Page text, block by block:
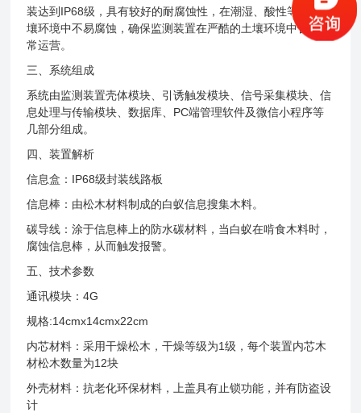
装达到IP68级，具有较好的耐腐蚀性，在潮湿、酸性等不同土
壤环境中不易腐蚀，确保监测装置在严酷的土壤环境中长期正
常运营。
三、系统组成
系统由监测装置壳体模块、引诱触发模块、信号采集模块、信
息处理与传输模块、数据库、PC端管理软件及微信小程序等
几部分组成。
四、装置解析
信息盒：IP68级封装线路板
信息棒：由松木材料制成的白蚁信息搜集木料。
碳导线：涂于信息棒上的防水碳材料，当白蚁在啃食木料时，
腐蚀信息棒，从而触发报警。
五、技术参数
通讯模块：4G
规格:14cmx14cmx22cm
内芯材料：采用干燥松木，干燥等级为1级，每个装置内芯木
材松木数量为12块
外壳材料：抗老化环保材料，上盖具有止锁功能，并有防盗设
计